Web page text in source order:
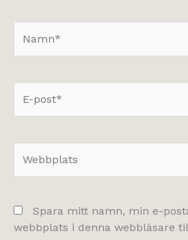
post*
Spara mitt namn, min e-
webbplats i denna webbläsare